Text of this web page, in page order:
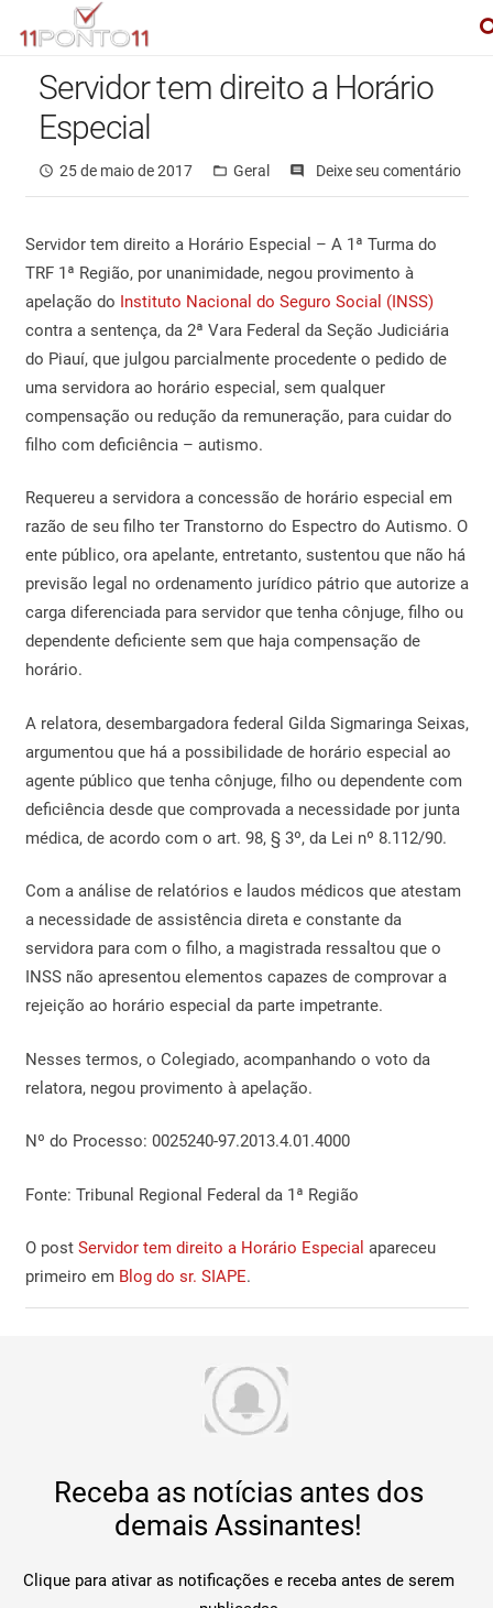
Servidor tem direito a Horário
Especial
access_time 25 de maio de 2017 folder_open Geral commentsDeixe seu comentário
Servidor tem direito a Horário Especial – A 1ª Turma do
TRF 1ª Região, por unanimidade, negou provimento à
apelação do Instituto Nacional do Seguro Social (INSS)
contra a sentença, da 2ª Vara Federal da Seção Judiciária
do Piauí, que julgou parcialmente procedente o pedido de
uma servidora ao horário especial, sem qualquer
compensação ou redução da remuneração, para cuidar do
filho com deficiência – autismo.
Requereu a servidora a concessão de horário especial em
razão de seu filho ter Transtorno do Espectro do Autismo. O
ente público, ora apelante, entretanto, sustentou que não há
previsão legal no ordenamento jurídico pátrio que autorize a
carga diferenciada para servidor que tenha cônjuge, filho ou
dependente deficiente sem que haja compensação de
horário.
A relatora, desembargadora federal Gilda Sigmaringa Seixas,
argumentou que há a possibilidade de horário especial ao
agente público que tenha cônjuge, filho ou dependente com
deficiência desde que comprovada a necessidade por junta
médica, de acordo com o art. 98, § 3º, da Lei nº 8.112/90.
Com a análise de relatórios e laudos médicos que atestam
a necessidade de assistência direta e constante da
servidora para com o filho, a magistrada ressaltou que o
INSS não apresentou elementos capazes de comprovar a
rejeição ao horário especial da parte impetrante.
Nesses termos, o Colegiado, acompanhando o voto da
relatora, negou provimento à apelação.
Nº do Processo: 0025240-97.2013.4.01.4000
Fonte: Tribunal Regional Federal da 1ª Região
O post Servidor tem direito a Horário Especial apareceu
primeiro em Blog do sr. SIAPE.
Receba as notícias antes dos
demais Assinantes!
Clique para ativar as notificações e receba antes de serem